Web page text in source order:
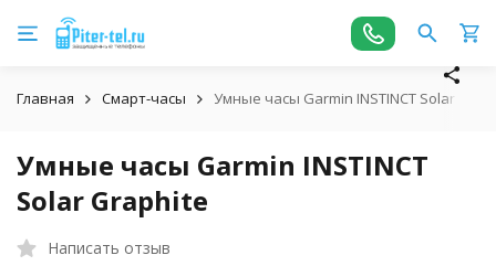
Главная Смарт-часы Умные часы Garmin INSTINCT Solar
Умные часы Garmin INSTINCT
Solar Graphite
Написать отзыв